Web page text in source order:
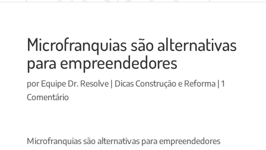
Microfranquias são alternativas
para empreendedores
por Equipe Dr. Resolve| Dicas Construção e Reforma| 1
Comentário
Microfranquias são alternativas para empreendedores